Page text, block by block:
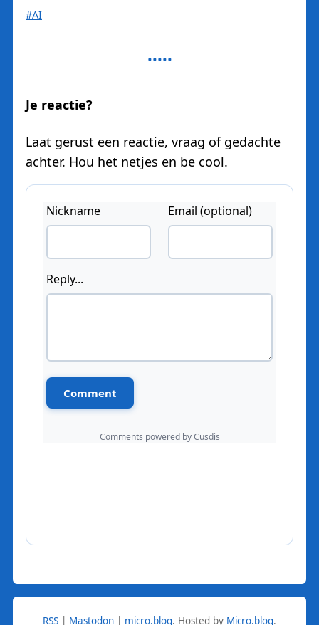
#AI
Je reactie?
Laat gerust een reactie, vraag of gedachte
achter. Hou het netjes en be cool.
RSS | Mastodon | micro.blog. Hosted by Micro.blog.